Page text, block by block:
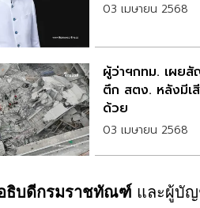
03 เมษายน 2568
ผู้ว่าฯกทม. เผย
ตึก สตง. หลังมีเ
ด้วย
03 เมษายน 2568
ธิบดีกรมราชทัณฑ์ และผู้บัญ